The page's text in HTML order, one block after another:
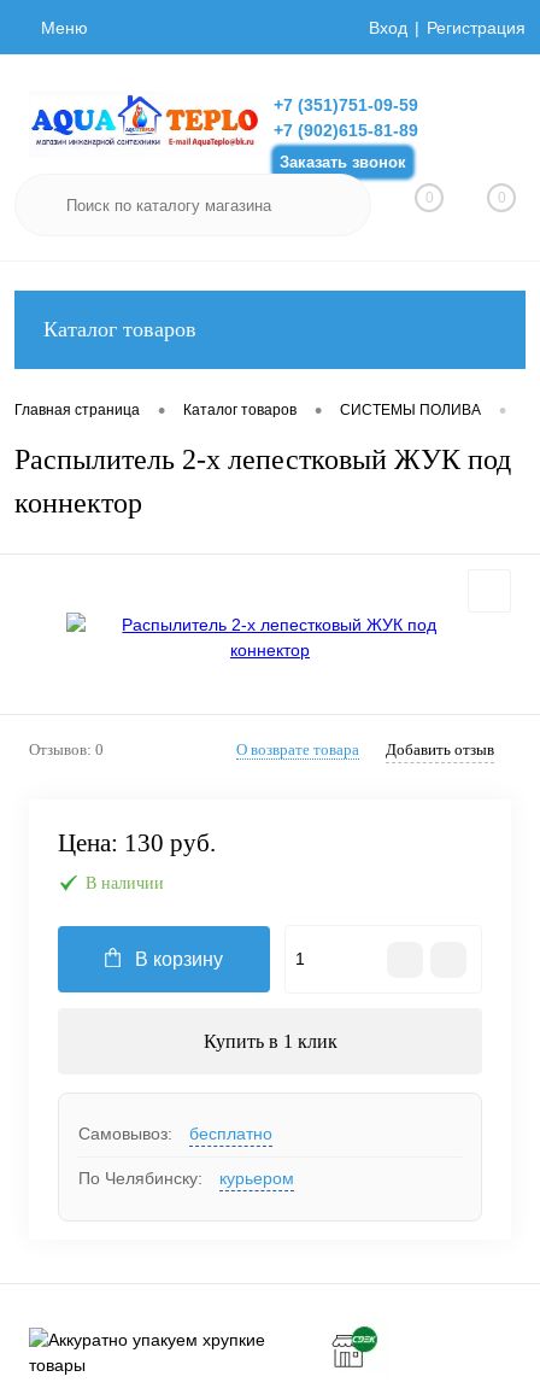
Меню Вход Регистрация
+7 (351)751-09-59
+7 (902)615-81-89
Заказать звонок
0 0
Каталог товаров
Главная страница • Каталог товаров • СИСТЕМЫ ПОЛИВА •
Распылитель 2-х лепестковый ЖУК под
коннектор
Отзывов: 0 О возврате товара Добавить отзыв
Цена: 130 руб.
В наличии
В корзину
Купить в 1 клик
Самовывоз: бесплатно
По Челябинску: курьером